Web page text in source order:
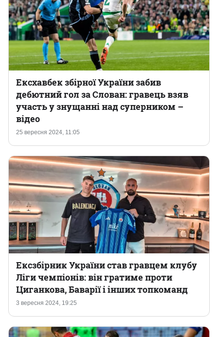
25 вересня 2024, 11:05
Ексхавбек збірної України забив
дебютний гол за Слован: гравець взяв
участь у знущанні над суперником –
відео
3 вересня 2024, 19:25
Ексзбірник України став гравцем клубу
Ліги чемпіонів: він гратиме проти
Циганкова, Баварії і інших топкоманд